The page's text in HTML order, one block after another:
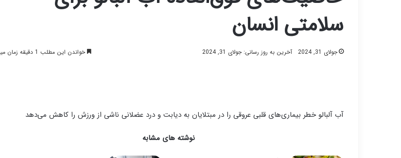
سلامتی انسان
جولای 31, 2024 آخرین به روز رسانی: جولای 31, 2024 خواندن این مطلب 1 دقیقه زمان میبرد
آب آلبالو خطر بیماری‌های قلبی عروقی را در مبتلایان به دیابت و درد عضلانی ناشی از ورزش را کاهش می‌دهد
نوشته های مشابه